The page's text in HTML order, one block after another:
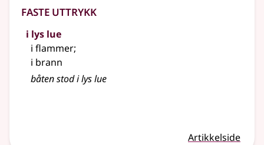
Faste uttrykk
i lys lue
i flammer;
i brann
båten stod i lys lue
Artikkelside